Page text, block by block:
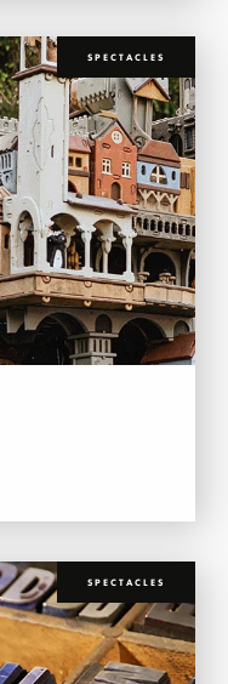
SPECTACLES
SPECTACLES